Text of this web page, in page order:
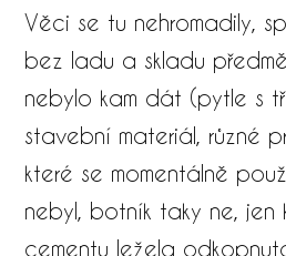
Věci se tu nehromadily,
bez ladu a skladu
nebylo kam dát (pytle s
stavební materiál, různé
které se momentálně
nebyl, botník taky ne, jen
cementu ležela